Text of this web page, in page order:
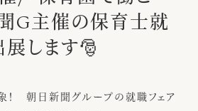
G主催の保育士就
展します🎅
！ 朝日新聞グループの就職フェア